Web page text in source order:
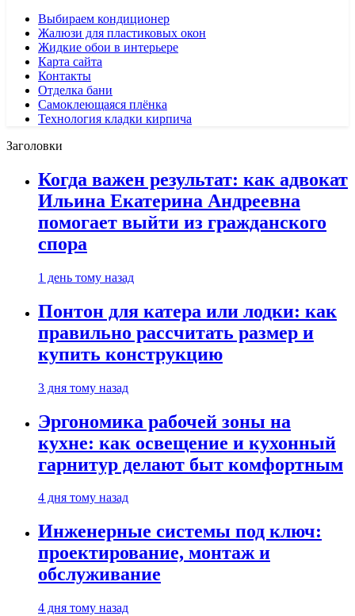
Выбираем кондиционер
Жалюзи для пластиковых окон
Жидкие обои в интерьере
Карта сайта
Контакты
Отделка бани
Самоклеющаяся плёнка
Технология кладки кирпича
Заголовки
Когда важен результат: как адвокат
Ильина Екатерина Андреевна
помогает выйти из гражданского
спора
1 день тому назад
Понтон для катера или лодки: как
правильно рассчитать размер и
купить конструкцию
3 дня тому назад
Эргономика рабочей зоны на
кухне: как освещение и кухонный
гарнитур делают быт комфортным
4 дня тому назад
Инженерные системы под ключ:
проектирование, монтаж и
обслуживание
4 дня тому назад